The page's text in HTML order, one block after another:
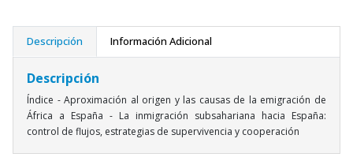
Descripción Información Adicional
Descripción
Índice - Aproximación al origen y las causas de la emigración de
África a España - La inmigración subsahariana hacia España:
control de flujos, estrategias de supervivencia y cooperación